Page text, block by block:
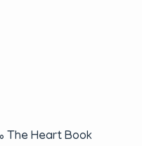
Heart Book